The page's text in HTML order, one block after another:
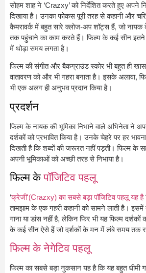
सोहम शाह ने ‘Crazxy’ को निर्देशित करते हुए अपने
दिखाया है। उनका फोकस पूरी तरह से कहानी और
कैमरावर्क में बहुत सारे क्लोज-अप शॉट्स हैं, जो नायक
तक पहुंचाने का काम करते हैं। फिल्म के कई सीन
में थोड़ा समय लगता है।
फिल्म की संगीत और बैकग्राउंड स्कोर भी बहुत ही
वातावरण को और भी गहरा बनाता है। इसके अलावा,
भी एक अलग ही अनुभव प्रदान किया है।
प्रदर्शन
फिल्म के नायक की भूमिका निभाने वाले अभिनेता ने
दर्शकों को प्रभावित किया है। उनके चेहरे पर हर
दिखती है कि शब्दों की जरूरत नहीं पड़ती। फिल्म के
अपनी भूमिकाओं को अच्छी तरह से निभाया है।
फिल्म केपॉजिटिव पहलू
‘क्रेजी'(Crazxy) का सबसे बड़ा पॉजिटिव पहलू यह है
तामझाम के एक गहरी कहानी को सामने लाती है। इसमें
गाना या डांस नहीं है, लेकिन फिर भी यह फिल्म
के कई सीन ऐसे हैं जो दर्शकों के मन में लंबे समय तक
फिल्म के नेगेटिव पहलू
फिल्म का सबसे बड़ा नुकसान यह है कि यह बहुत धीमी